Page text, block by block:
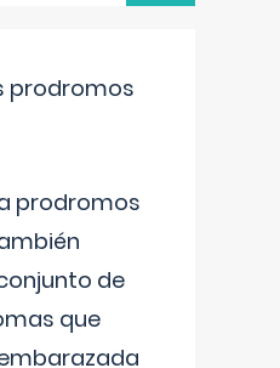
prodromos
prodromos
de
que